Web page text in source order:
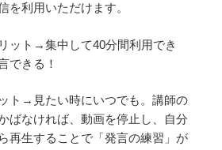
を利用いただけます。
ット→集中して40分間利用でき
できる！
ト→見たい時にいつでも。講師の
ばなければ、動画を停止し、自分
再生することで「発言の練習」が